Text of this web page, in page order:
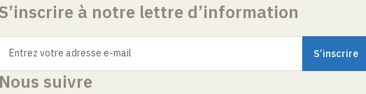
à notre lettre d’information
Entrez votre adresse e-mail
suivre